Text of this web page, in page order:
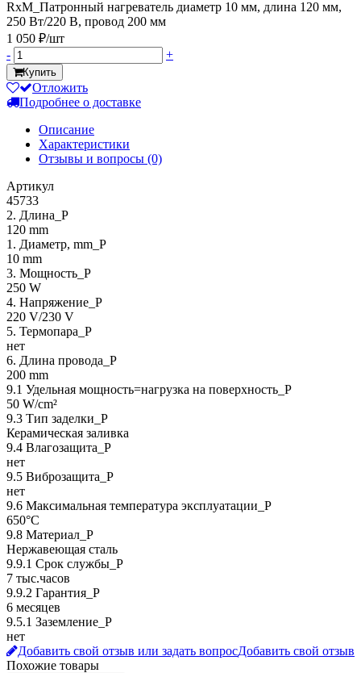
RxM_Патронный нагреватель диаметр 10 мм, длина 120 мм,
250 Вт/220 В, провод 200 мм
1 050 ₽/шт
-
+
Купить
Отложить
Подробнее о доставке
Описание
Характеристики
Отзывы и вопросы (0)
Артикул
45733
2. Длина_P
120 mm
1. Диаметр, mm_P
10 mm
3. Мощность_P
250 W
4. Напряжение_P
220 V/230 V
5. Термопара_P
нет
6. Длина провода_P
200 mm
9.1 Удельная мощность=нагрузка на поверхность_P
50 W/cm²
9.3 Тип заделки_Р
Керамическая заливка
9.4 Влагозащита_Р
нет
9.5 Виброзащита_Р
нет
9.6 Максимальная температура эксплуатации_Р
650°C
9.8 Материал_Р
Нержавеющая сталь
9.9.1 Срок службы_Р
7 тыс.часов
9.9.2 Гарантия_Р
6 месяцев
9.5.1 Заземление_P
нет
Добавить свой отзыв или задать вопросДобавить свой отзыв
Похожие товары